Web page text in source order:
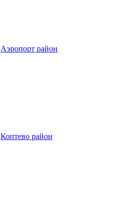
Аэропорт район
Коптево район